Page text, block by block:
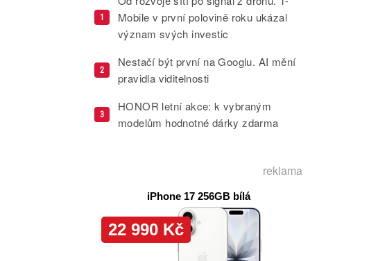
1
Mobile v první polovině roku ukázal
význam svých investic
2
Nestačí být první na Googlu. AI mění
pravidla viditelnosti
3
HONOR letní akce: k vybraným
modelům hodnotné dárky zdarma
reklama